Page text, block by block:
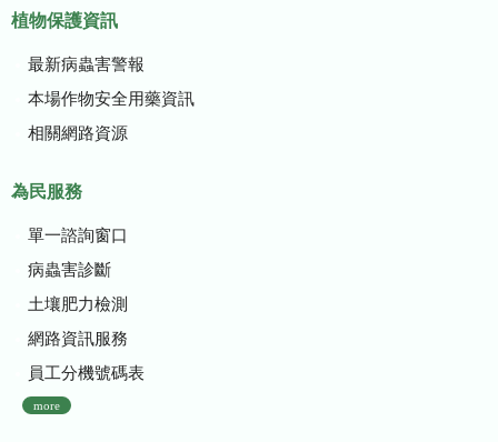
植物保護資訊
最新病蟲害警報
本場作物安全用藥資訊
相關網路資源
為民服務
單一諮詢窗口
病蟲害診斷
土壤肥力檢測
網路資訊服務
員工分機號碼表
more